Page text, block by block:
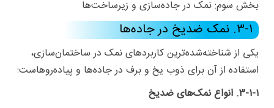
بخش سوم: نمک در جاده‌سازی و زیرساخت‌ها
۳-۱. نمک ضدیخ در جاده‌ها
یکی از شناخته‌شده‌ترین کاربردهای نمک در ساختمان‌سازی،
استفاده از آن برای ذوب یخ و برف در جاده‌ها و پیاده‌روهاست:
۳-۱-۱. انواع نمک‌های ضدیخ